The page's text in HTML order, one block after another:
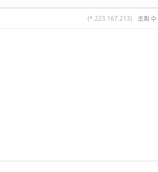
(*.223.167.213) 조회 수